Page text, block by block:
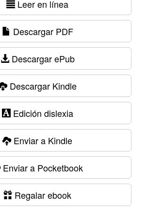
Leer en línea
Descargar PDF
Descargar ePub
Descargar Kindle
Edición dislexia
Enviar a Kindle
Enviar a Pocketbook
Regalar ebook